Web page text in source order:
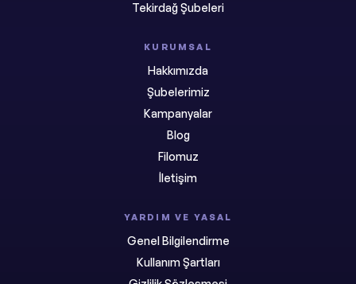
Tekirdağ Şubeleri
KURUMSAL
Hakkımızda
Şubelerimiz
Kampanyalar
Blog
Filomuz
İletişim
YARDIM VE YASAL
Genel Bilgilendirme
Kullanım Şartları